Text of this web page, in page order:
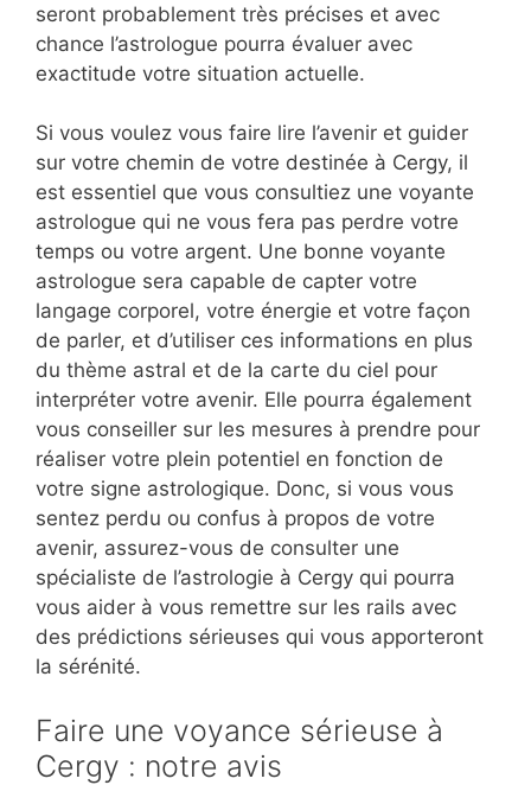
seront probablement très précises et avec
chance l’astrologue pourra évaluer avec
exactitude votre situation actuelle.
Si vous voulez vous faire lire l’avenir et guider
sur votre chemin de votre destinée à Cergy, il
est essentiel que vous consultiez une voyante
astrologue qui ne vous fera pas perdre votre
temps ou votre argent. Une bonne voyante
astrologue sera capable de capter votre
langage corporel, votre énergie et votre façon
de parler, et d’utiliser ces informations en plus
du thème astral et de la carte du ciel pour
interpréter votre avenir. Elle pourra également
vous conseiller sur les mesures à prendre pour
réaliser votre plein potentiel en fonction de
votre signe astrologique. Donc, si vous vous
sentez perdu ou confus à propos de votre
avenir, assurez-vous de consulter une
spécialiste de l’astrologie à Cergy qui pourra
vous aider à vous remettre sur les rails avec
des prédictions sérieuses qui vous apporteront
la sérénité.
Faire une voyance sérieuse à
Cergy : notre avis